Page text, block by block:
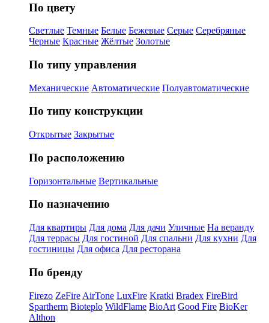
По цвету
Светлые Темные Белые Бежевые Серые Серебряные
Черные Красные Жёлтые Золотые
По типу управления
Механические Автоматические Полуавтоматические
По типу конструкции
Открытые Закрытые
По расположению
Горизонтальные Вертикальные
По назначению
Для квартиры Для дома Для дачи Уличные На веранду
Для террасы Для гостиной Для спальни Для кухни Для
гостиницы Для офиса Для ресторана
По бренду
Firezo ZeFire AirTone LuxFire Kratki Bradex FireBird
Spartherm Bioteplo WildFlame BioArt Good Fire BioKer
Althon